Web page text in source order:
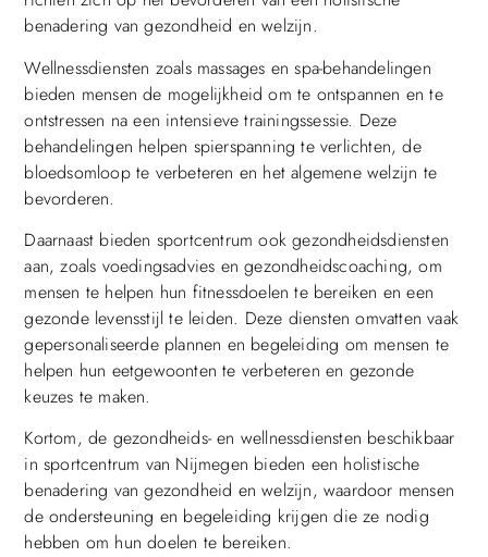
benadering van gezondheid en welzijn.
Wellnessdiensten zoals massages en spa-behandelingen
bieden mensen de mogelijkheid om te ontspannen en te
ontstressen na een intensieve trainingssessie. Deze
behandelingen helpen spierspanning te verlichten, de
bloedsomloop te verbeteren en het algemene welzijn te
bevorderen.
Daarnaast bieden sportcentrum ook gezondheidsdiensten
aan, zoals voedingsadvies en gezondheidscoaching, om
mensen te helpen hun fitnessdoelen te bereiken en een
gezonde levensstijl te leiden. Deze diensten omvatten vaak
gepersonaliseerde plannen en begeleiding om mensen te
helpen hun eetgewoonten te verbeteren en gezonde
keuzes te maken.
Kortom, de gezondheids- en wellnessdiensten beschikbaar
in sportcentrum van Nijmegen bieden een holistische
benadering van gezondheid en welzijn, waardoor mensen
de ondersteuning en begeleiding krijgen die ze nodig
hebben om hun doelen te bereiken.